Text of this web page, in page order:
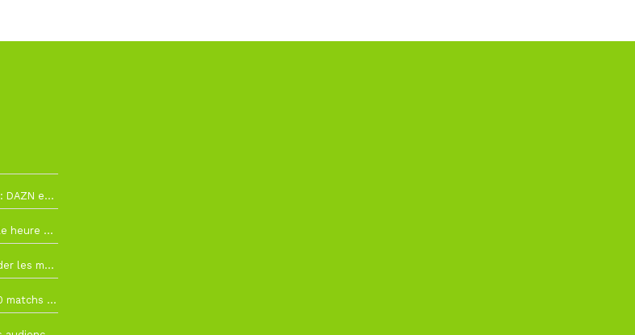
La Liga change de diffuseur : DAZN et Disney+ remplacent beIN Sports !
RC Lens – Villarreal : à quelle heure et sur quelle chaîne voir la finale de la Como Cup ?
Como Cup : comment regarder les matchs du RC Lens en direct ?
Ligue 1+ diffusera plus de 30 matchs amicaux avant la reprise de la Ligue 1